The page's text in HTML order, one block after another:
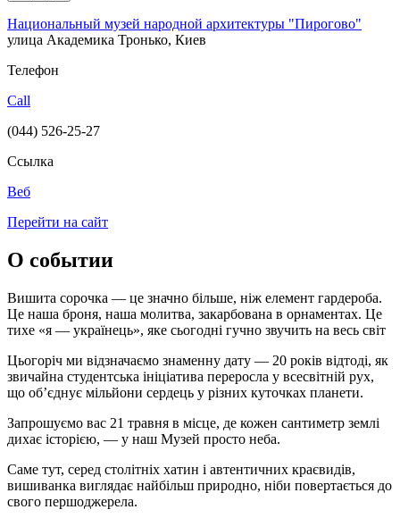
Национальный музей народной архитектуры "Пирогово"
улица Академика Тронько, Киев
Телефон
Call
(044) 526-25-27
Ссылка
Веб
Перейти на сайт
О событии
Вишита сорочка — це значно більше, ніж елемент гардероба.
Це наша броня, наша молитва, закарбована в орнаментах. Це
тихе «я — українець», яке сьогодні гучно звучить на весь світ
Цьогоріч ми відзначаємо знаменну дату — 20 років відтоді, як
звичайна студентська ініціатива переросла у всесвітній рух,
що об’єднує мільйони сердець у різних куточках планети.
Запрошуємо вас 21 травня в місце, де кожен сантиметр землі
дихає історією, — у наш Музей просто неба.
Саме тут, серед столітніх хатин і автентичних краєвидів,
вишиванка виглядає найбільш природно, ніби повертається до
свого першоджерела.